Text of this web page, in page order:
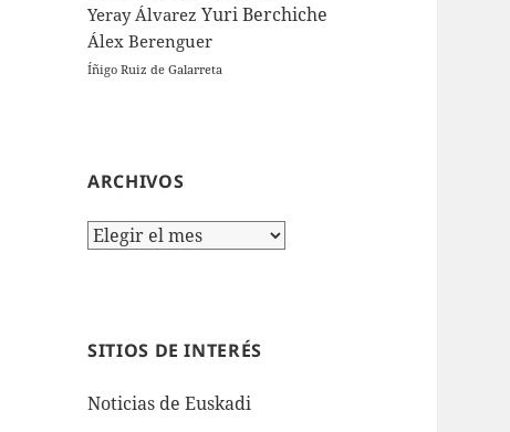
Yeray Álvarez Yuri Berchiche
Álex Berenguer
Íñigo Ruiz de Galarreta
ARCHIVOS
Archivos
SITIOS DE INTERÉS
Noticias de Euskadi